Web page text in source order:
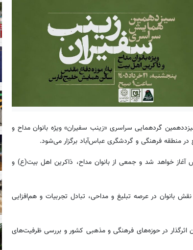
گردهمایی سراسری «زینب سفیران» ویژه بانوان مداح و
مقدس آغاز خواهد شد و جمعی از بانوان مداح، ذاکرین اهل بیت(ع) و
بانوان در عرصه تبلیغ و مداحی، تبادل تجربیات و هم‌افزایی
اثرگذار در حوزه‌های فرهنگی و مذهبی کشور و بررسی ظرفیت‌های